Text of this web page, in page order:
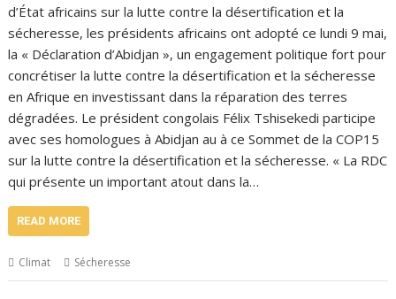
d’État africains sur la lutte contre la désertification et la
sécheresse, les présidents africains ont adopté ce lundi 9 mai,
la « Déclaration d’Abidjan », un engagement politique fort pour
concrétiser la lutte contre la désertification et la sécheresse
en Afrique en investissant dans la réparation des terres
dégradées. Le président congolais Félix Tshisekedi participe
avec ses homologues à Abidjan au à ce Sommet de la COP15
sur la lutte contre la désertification et la sécheresse. « La RDC
qui présente un important atout dans la…
READ MORE
Climat Sécheresse